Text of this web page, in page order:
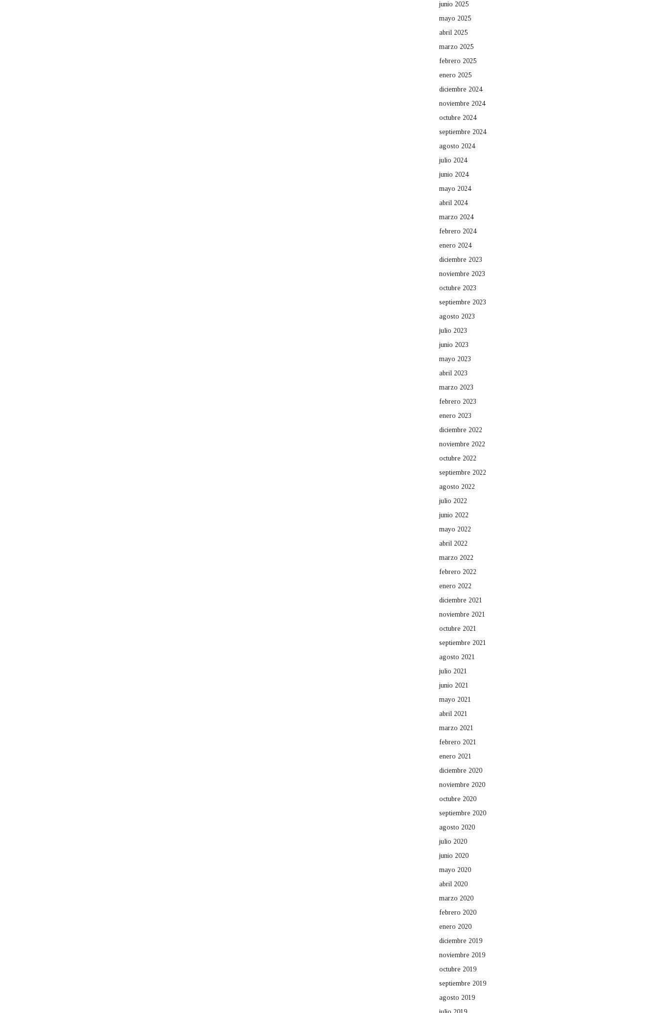
junio 2025
mayo 2025
abril 2025
marzo 2025
febrero 2025
enero 2025
diciembre 2024
noviembre 2024
octubre 2024
septiembre 2024
agosto 2024
julio 2024
junio 2024
mayo 2024
abril 2024
marzo 2024
febrero 2024
enero 2024
diciembre 2023
noviembre 2023
octubre 2023
septiembre 2023
agosto 2023
julio 2023
junio 2023
mayo 2023
abril 2023
marzo 2023
febrero 2023
enero 2023
diciembre 2022
noviembre 2022
octubre 2022
septiembre 2022
agosto 2022
julio 2022
junio 2022
mayo 2022
abril 2022
marzo 2022
febrero 2022
enero 2022
diciembre 2021
noviembre 2021
octubre 2021
septiembre 2021
agosto 2021
julio 2021
junio 2021
mayo 2021
abril 2021
marzo 2021
febrero 2021
enero 2021
diciembre 2020
noviembre 2020
octubre 2020
septiembre 2020
agosto 2020
julio 2020
junio 2020
mayo 2020
abril 2020
marzo 2020
febrero 2020
enero 2020
diciembre 2019
noviembre 2019
octubre 2019
septiembre 2019
agosto 2019